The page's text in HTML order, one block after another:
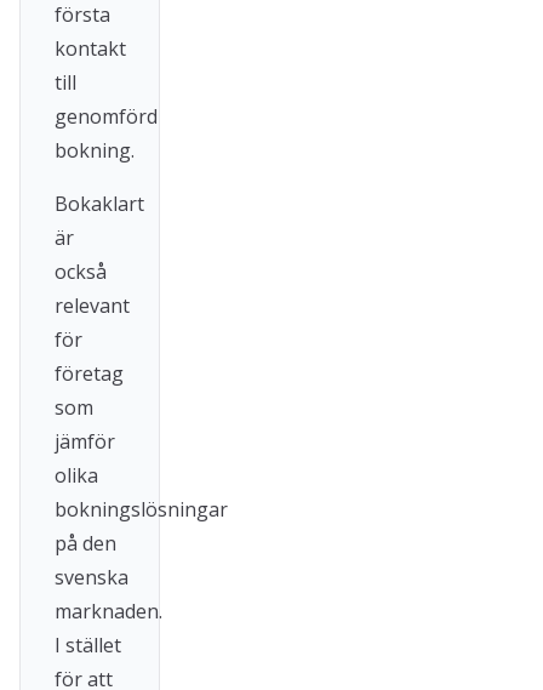
första
kontakt
till
genomförd
bokning.
Bokaklart
är
också
relevant
för
företag
som
jämför
olika
bokningslösningar
på den
svenska
marknaden.
I stället
för att